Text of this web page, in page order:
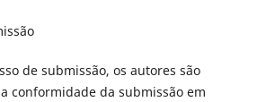
de submissão, os autores são
conformidade da submissão em